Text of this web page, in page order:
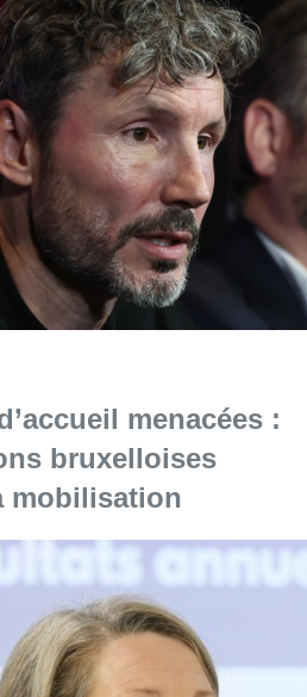
l'article "“La tactique doit être
menacées :
bruxelloises
mobilisation
l'article "1.000 places d’accueil
Agathe: le trafic de